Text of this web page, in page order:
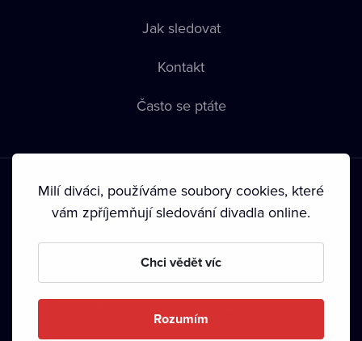
Jak sledovat
Kontakt
Často se ptáte
Podmínky používání • Ochrana soukromí • Zásady používání
• Autorská práva•
Milí diváci, používáme soubory cookies, které
vám zpříjemňují sledování divadla online.
Chci vědět víc
Rozumím